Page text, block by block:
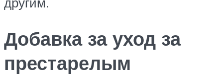
Добавка за уход за
престарелым